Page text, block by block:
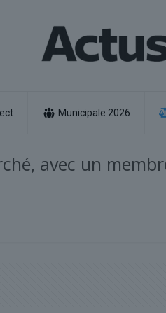
Municipale 2026
avec un